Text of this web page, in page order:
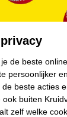
de beste
persoonlijker
beste acties
buiten
zelf welke